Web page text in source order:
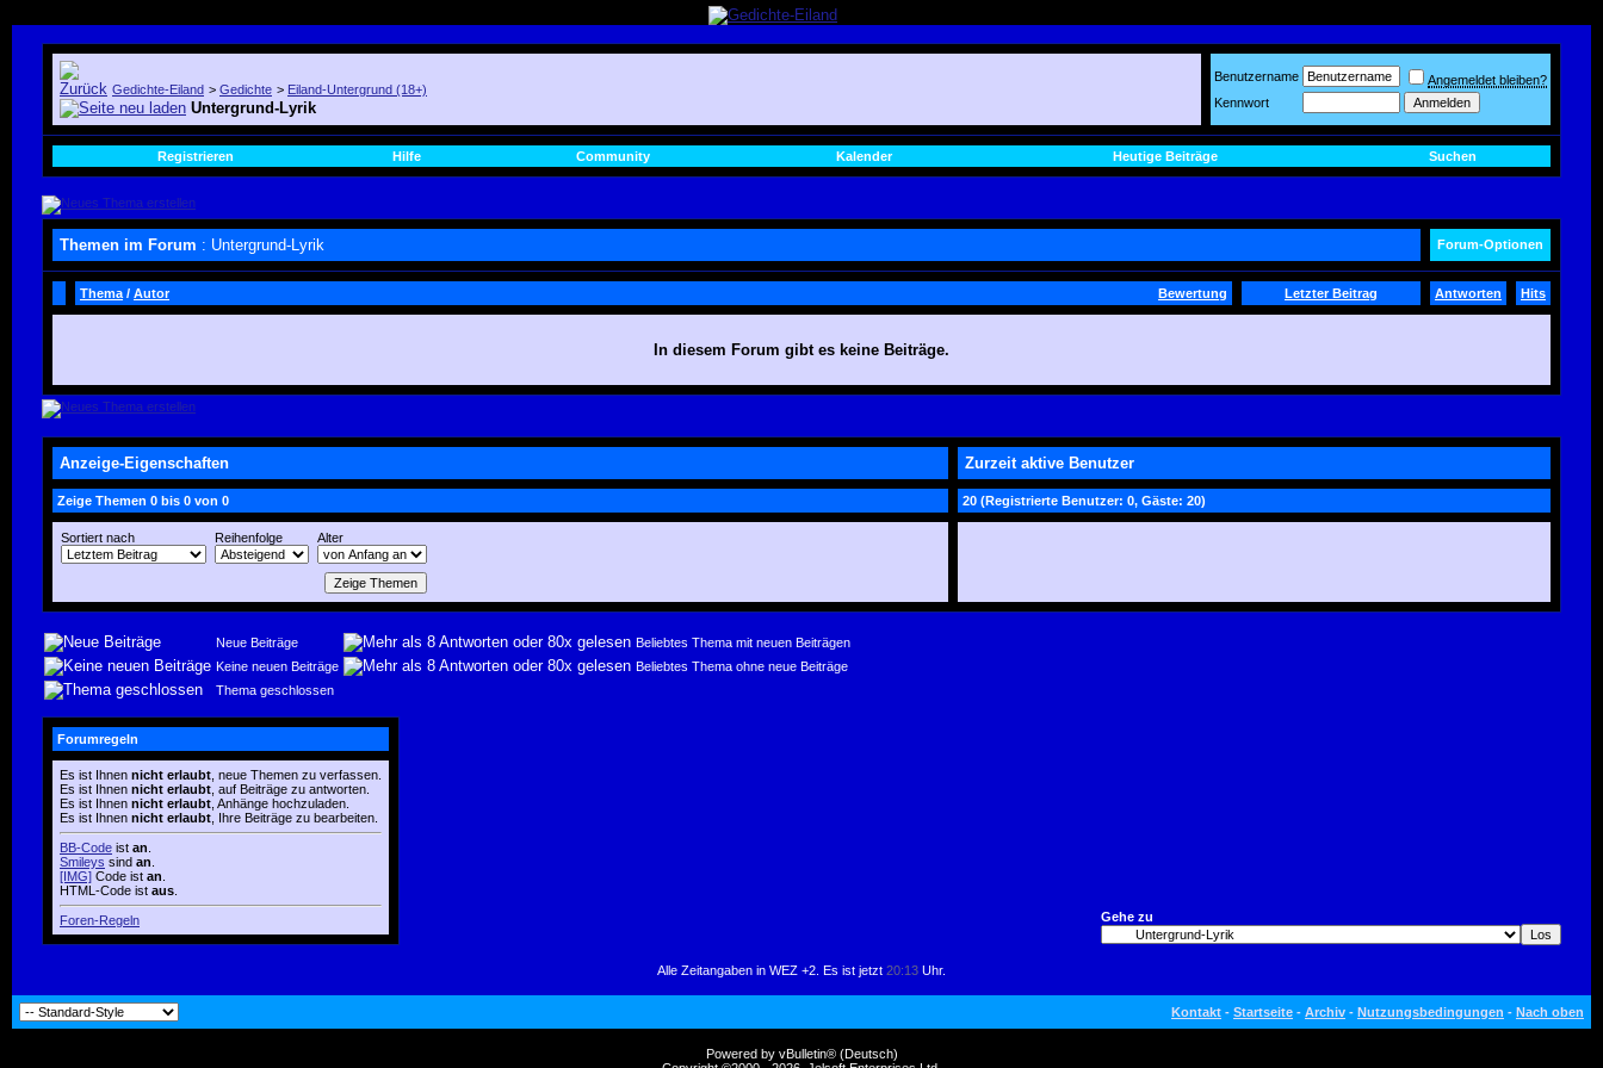
Gedichte-Eiland > Gedichte > Eiland-Untergrund (18+)
Untergrund-Lyrik
Benutzername
Angemeldet bleiben?
Kennwort
Registrieren Hilfe Community Kalender Heutige Beiträge Suchen
Themen im Forum : Untergrund-Lyrik Forum-Optionen
Bewertung
Thema / Autor Letzter Beitrag Antworten Hits
In diesem Forum gibt es keine Beiträge.
Anzeige-Eigenschaften Zurzeit aktive Benutzer
Zeige Themen 0 bis 0 von 0 20 (Registrierte Benutzer: 0, Gäste: 20)
Sortiert nach Reihenfolge Alter
Neue Beiträge
Beliebtes Thema mit neuen Beiträgen
Keine neuen Beiträge
Beliebtes Thema ohne neue Beiträge
Thema geschlossen
Forumregeln
Es ist Ihnen nicht erlaubt , neue Themen zu verfassen.
Es ist Ihnen nicht erlaubt , auf Beiträge zu antworten.
Es ist Ihnen nicht erlaubt , Anhänge hochzuladen.
Es ist Ihnen nicht erlaubt , Ihre Beiträge zu bearbeiten.
BB-Code ist an
Smileys sind an
[IMG] Code ist an
HTML-Code ist aus
Foren-Regeln Gehe zu
Alle Zeitangaben in WEZ +2. Es ist jetzt 20:13 Uhr.
Kontakt - Startseite - Archiv - Nutzungsbedingungen - Nach oben
Powered by vBulletin® (Deutsch)